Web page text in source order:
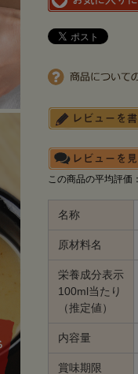
この商品の平均評価：
名称
原材料名
栄養成分表示
100ml当たり
（推定値）
内容量
賞味期限